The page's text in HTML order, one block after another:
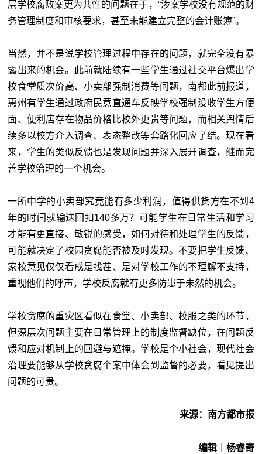
层学校腐败案更为共性的问题在于，“涉案学校没有规范的财
务管理制度和审核要求，甚至未能建立完整的会计账簿”。
当然，并不是说学校管理过程中存在的问题，就完全没有暴
露出来的机会。此前就陆续有一些学生通过社交平台爆出学
校食堂质次价高、小卖部强制消费等问题，南都此前报道，
惠州有学生通过政府民意直通车反映学校强制没收学生方便
面、便利店存在物品价格比校外更贵等问题，而相关舆情后
续多以校方介入调查、表态整改等套路化回应了结。现在看
来，学生的类似反馈也是发现问题并深入展开调查，继而完
善学校治理的一个机会。
一所中学的小卖部究竟能有多少利润，值得供货方在不到4
年的时间就输送回扣140多万？可能学生在日常生活和学习
才能有更直接、敏锐的感受，如何对待和处理学生的反馈，
可能就决定了校园贪腐能否被及时发现。不要把学生反馈、
家校意见仅仅看成是找茬、是对学校工作的不理解不支持，
重视他们的呼声，学校反腐就有更多防患于未然的机会。
学校贪腐的重灾区看似在食堂、小卖部、校服之类的环节，
但深层次问题主要在日常管理上的制度监督缺位，在问题反
馈和应对机制上的回避与遮掩。学校是个小社会，现代社会
治理要能够从学校贪腐个案中体会到监督的必要，看见提出
问题的可贵。
来源：南方都市报
编辑︱杨睿奇